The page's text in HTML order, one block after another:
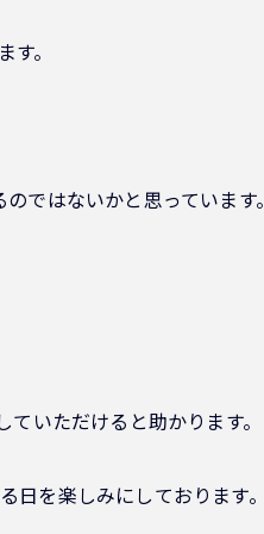
。
ではないかと思っています。
いただけると助かります。
を楽しみにしております。